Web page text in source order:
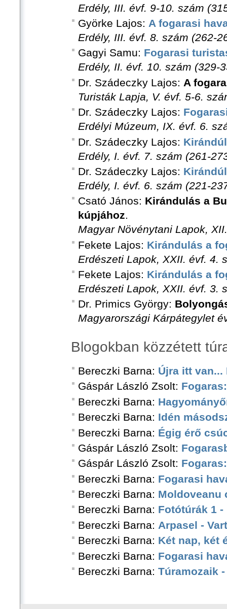
Erdély, III. évf. 9-10. szám
Györke Lajos: A fogarasi
Erdély, III. évf. 8. szám (262-
Gagyi Samu: Fogarasi
Erdély, II. évf. 10. szám (329-
Dr. Szádeczky Lajos: A
Turisták Lapja, V. évf. 5-6.
Dr. Szádeczky Lajos:
Erdélyi Múzeum, IX. évf. 6.
Dr. Szádeczky Lajos:
Erdély, I. évf. 7. szám (261-
Dr. Szádeczky Lajos:
Erdély, I. évf. 6. szám (221-
Csató János: Kirándulás a
kúpjához.
Magyar Növénytani Lapok,
Fekete Lajos: Kirándulás a
Erdészeti Lapok, XXII. évf. 4.
Fekete Lajos: Kirándulás a
Erdészeti Lapok, XXII. évf. 3.
Dr. Primics György:
Magyarországi Kárpátegylet
Blogokban közzétett
Bereczki Barna: Újra itt
Gáspár László Zsolt:
Bereczki Barna:
Bereczki Barna: Idén
Bereczki Barna: Égig érő
Gáspár László Zsolt:
Gáspár László Zsolt:
Bereczki Barna: Fogarasi
Bereczki Barna: Moldoveanu
Bereczki Barna: Fotótúrák 1
Bereczki Barna: Arpasel -
Bereczki Barna: Két nap, két
Bereczki Barna: Fogarasi
Bereczki Barna: Túramozaik